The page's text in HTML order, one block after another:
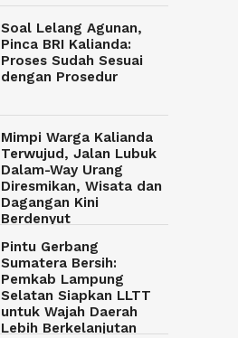
Soal Lelang Agunan,
Pinca BRI Kalianda:
Proses Sudah Sesuai
dengan Prosedur
Mimpi Warga Kalianda
Terwujud, Jalan Lubuk
Dalam-Way Urang
Diresmikan, Wisata dan
Dagangan Kini
Berdenyut
Pintu Gerbang
Sumatera Bersih:
Pemkab Lampung
Selatan Siapkan LLTT
untuk Wajah Daerah
Lebih Berkelanjutan